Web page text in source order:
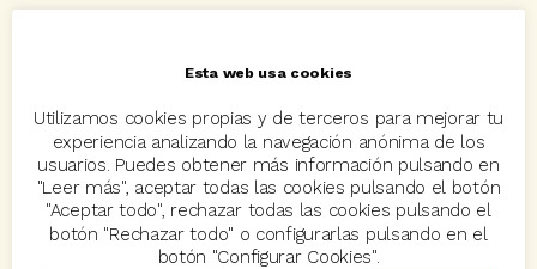
Carlos Rovira Codeoscopic Codeoscopic Academy
Codeoscopic Workspace Coverize Decesos
digitalización Eventos formación GRC-Broker
Esta web usa cookies
Utilizamos cookies propias y de terceros para mejorar tu
experiencia analizando la navegación anónima de los
usuarios. Puedes obtener más información pulsando en
"Leer más", aceptar todas las cookies pulsando el botón
"Aceptar todo", rechazar todas las cookies pulsando el
botón "Rechazar todo" o configurarlas pulsando en el
botón "Configurar Cookies".